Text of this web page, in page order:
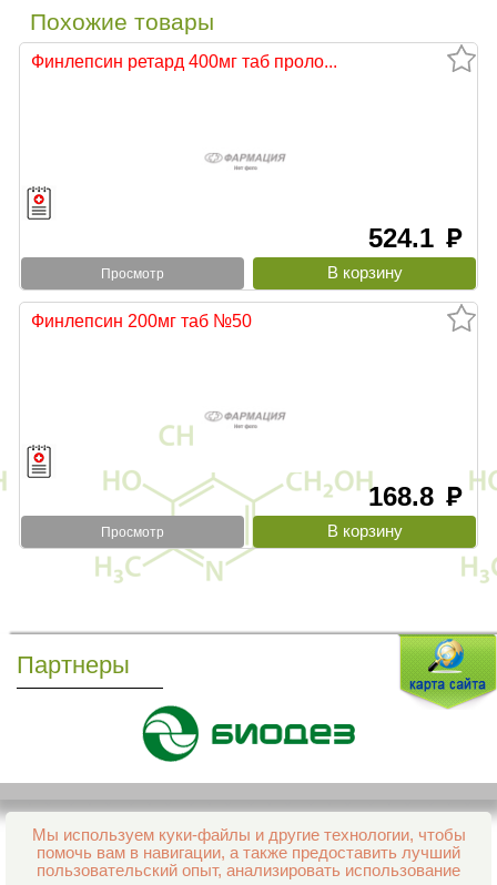
Похожие товары
Финлепсин ретард 400мг таб проло...
524.1 руб
Просмотр
Финлепсин 200мг таб №50
168.8 руб
Просмотр
Партнеры
Мы используем куки-файлы и другие технологии, чтобы
помочь вам в навигации, а также предоставить лучший
пользовательский опыт, анализировать использование
Все права защищены и охраняются законом
© 2013–2026 Интернет-аптека Фармация